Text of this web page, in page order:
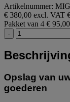
Artikelnummer:
€ 380,00 excl. VAT
Pakket van 4 €
-
Opslag van
goederen